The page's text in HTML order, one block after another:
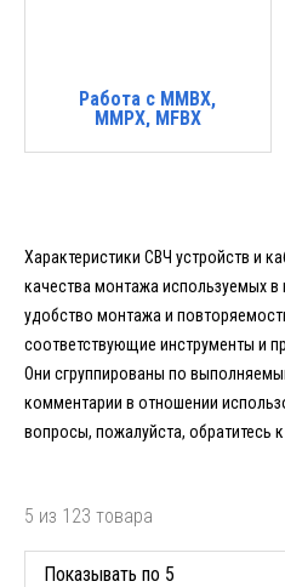
Работа с MMBX,
MMPX, MFBX
Характеристики СВЧ устройств и
качества монтажа используемых в
удобство монтажа и
соответствующие инструменты и
Они сгруппированы по
комментарии в отношении
вопросы, пожалуйста, обратитесь
5 из 123 товара
Показывать по 5